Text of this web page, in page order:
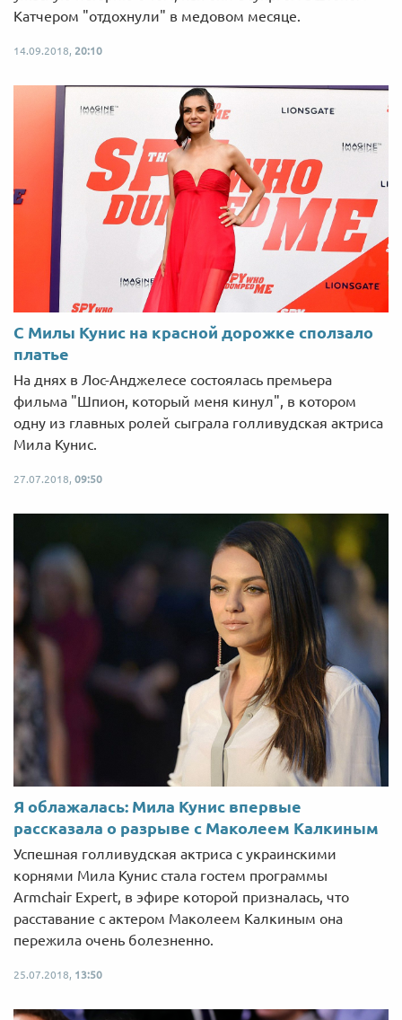
Катчером "отдохнули" в медовом месяце.
14.09.2018, 20:10
С Милы Кунис на красной дорожке сползало
платье
На днях в Лос-Анджелесе состоялась премьера
фильма "Шпион, который меня кинул", в котором
одну из главных ролей сыграла голливудская актриса
Мила Кунис.
27.07.2018, 09:50
Я облажалась: Мила Кунис впервые
рассказала о разрыве с Маколеем Калкиным
Успешная голливудская актриса с украинскими
корнями Мила Кунис стала гостем программы
Armchair Expert, в эфире которой призналась, что
расставание с актером Маколеем Калкиным она
пережила очень болезненно.
25.07.2018, 13:50